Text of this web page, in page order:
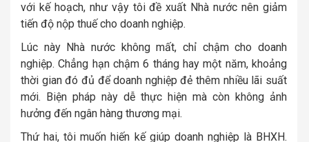
với kế hoạch, như vậy tôi đề xuất Nhà nước nên giảm
tiến độ nộp thuế cho doanh nghiệp.
Lúc này Nhà nước không mất, chỉ chậm cho doanh
nghiệp. Chẳng hạn chậm 6 tháng hay một năm, khoảng
thời gian đó đủ để doanh nghiệp đẻ thêm nhiều lãi suất
mới. Biện pháp này dễ thực hiện mà còn không ảnh
hưởng đến ngân hàng thương mại.
Thứ hai, tôi muốn hiến kế giúp doanh nghiệp là BHXH.